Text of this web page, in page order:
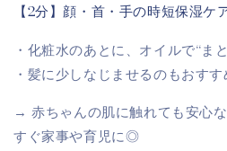
【2分】顔・首・手の時短保湿ケ
・化粧水のあとに、オイルで“ま
・髪に少しなじませるのもおすす
→ 赤ちゃんの肌に触れても安心
すぐ家事や育児に◎